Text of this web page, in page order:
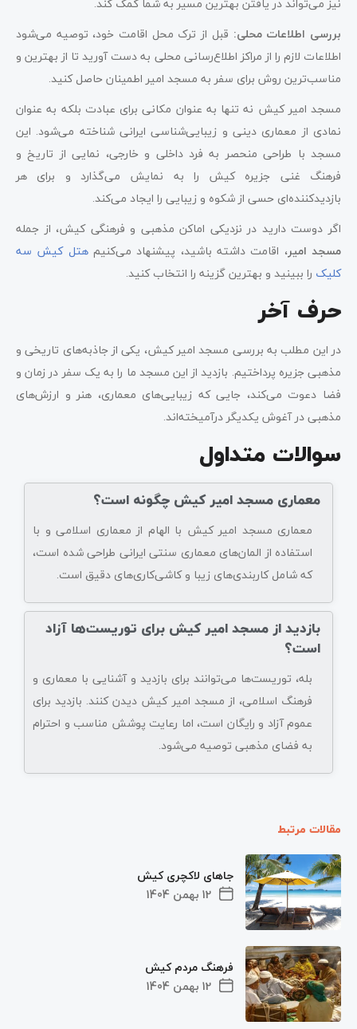
بررسی اطلاعات محلی: قبل از ترک محل اقامت خود، توصیه می‌شود
اطلاعات لازم را از مراکز اطلاع‌رسانی محلی به دست آورید تا از بهترین و
مناسب‌ترین روش برای سفر به مسجد امیر اطمینان حاصل کنید.
مسجد امیر کیش نه تنها به عنوان مکانی برای عبادت بلکه به عنوان
نمادی از معماری دینی و زیبایی‌شناسی ایرانی شناخته می‌شود. این
مسجد با طراحی منحصر به فرد داخلی و خارجی، نمایی از تاریخ و
فرهنگ غنی جزیره کیش را به نمایش می‌گذارد و برای هر
بازدیدکننده‌ای حسی از شکوه و زیبایی را ایجاد می‌کند.
اگر دوست دارید در نزدیکی اماکن مذهبی و فرهنگی کیش، از جمله
مسجد امیر، اقامت داشته باشید، پیشنهاد می‌کنیمهتل کیش سه
کلیک را ببینید و بهترین گزینه را انتخاب کنید.
حرف آخر
در این مطلب به بررسی مسجد امیر کیش، یکی از جاذبه‌های تاریخی و
مذهبی جزیره پرداختیم. بازدید از این مسجد ما را به یک سفر در زمان و
فضا دعوت می‌کند، جایی که زیبایی‌های معماری، هنر و ارزش‌های
مذهبی در آغوش یکدیگر درآمیخته‌اند.
سوالات متداول
معماری مسجد امیر کیش چگونه است؟
معماری مسجد امیر کیش با الهام از معماری اسلامی و با
استفاده از المان‌های معماری سنتی ایرانی طراحی شده است،
که شامل کاربندی‌های زیبا و کاشی‌کاری‌های دقیق است.
بازدید از مسجد امیر کیش برای توریست‌ها آزاد
است؟
بله، توریست‌ها می‌توانند برای بازدید و آشنایی با معماری و
فرهنگ اسلامی، از مسجد امیر کیش دیدن کنند. بازدید برای
عموم آزاد و رایگان است، اما رعایت پوشش مناسب و احترام
به فضای مذهبی توصیه می‌شود.
مقالات مرتبط
12 بهمن 1404
جاهای لاکچری کیش
12 بهمن 1404
فرهنگ مردم کیش